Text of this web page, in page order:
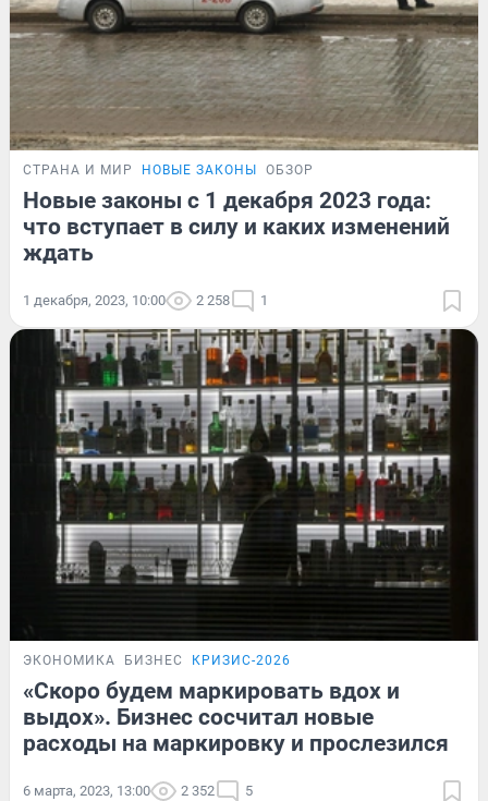
СТРАНА И МИР НОВЫЕ ЗАКОНЫ ОБЗОР
Новые законы с 1 декабря 2023 года:
что вступает в силу и каких изменений
ждать
1 декабря, 2023, 10:00 2 258 1
ЭКОНОМИКА БИЗНЕС КРИЗИС-2026
«Скоро будем маркировать вдох и
выдох». Бизнес сосчитал новые
расходы на маркировку и прослезился
6 марта, 2023, 13:00 2 352 5